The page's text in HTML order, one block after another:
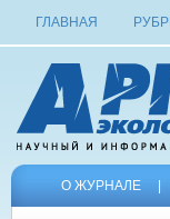
ГЛАВНАЯ
О ЖУРНАЛЕ